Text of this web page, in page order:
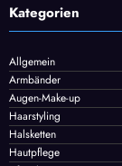
Kategorien
Allgemein
Armbänder
Augen-Make-up
Haarstyling
Halsketten
Hautpflege